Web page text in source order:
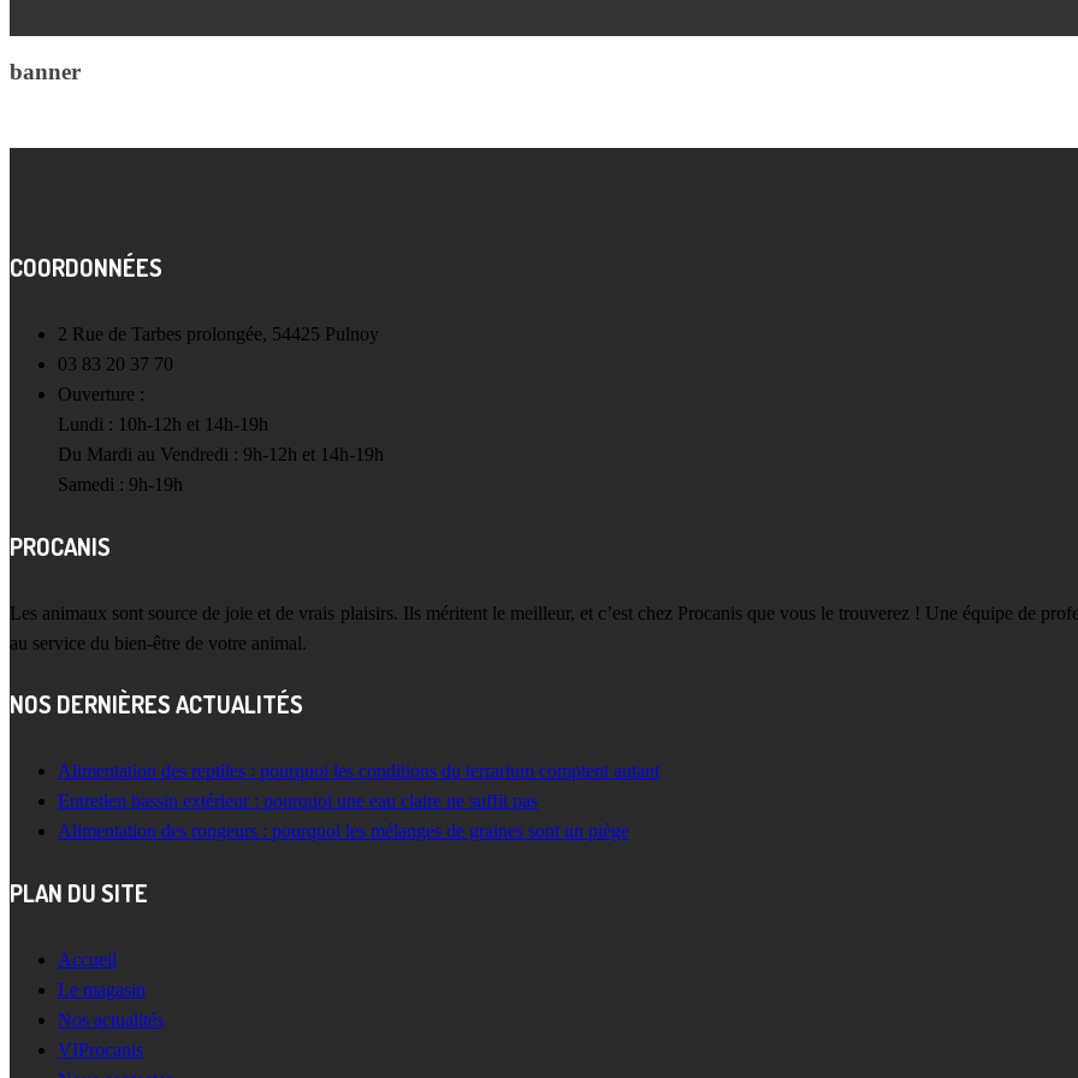
banner
COORDONNÉES
2 Rue de Tarbes prolongée, 54425 Pulnoy
03 83 20 37 70
Ouverture :
Lundi : 10h-12h et 14h-19h
Du Mardi au Vendredi : 9h-12h et 14h-19h
Samedi : 9h-19h
PROCANIS
Les animaux sont source de joie et de vrais plaisirs. Ils méritent le meilleur, et c’est chez Procanis que vous le trouverez ! Une équipe de
au service du bien-être de votre animal.
NOS DERNIÈRES ACTUALITÉS
Alimentation des reptiles : pourquoi les conditions du terrarium comptent autant
Entretien bassin extérieur : pourquoi une eau claire ne suffit pas
Alimentation des rongeurs : pourquoi les mélanges de graines sont un piège
PLAN DU SITE
Accueil
Le magasin
Nos actualités
VIProcanis